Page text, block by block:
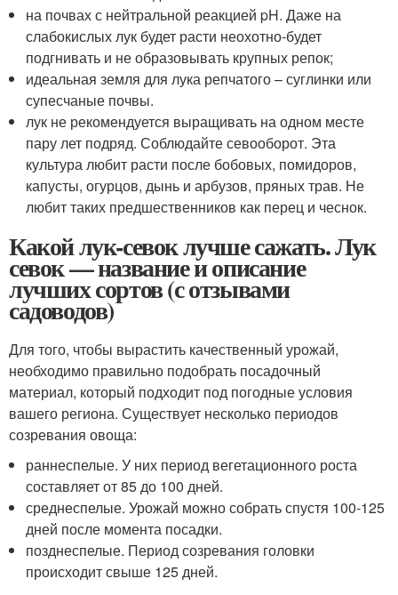
на почвах с нейтральной реакцией pH. Даже на
слабокислых лук будет расти неохотно-будет
подгнивать и не образовывать крупных репок;
идеальная земля для лука репчатого – суглинки или
супесчаные почвы.
лук не рекомендуется выращивать на одном месте
пару лет подряд. Соблюдайте севооборот. Эта
культура любит расти после бобовых, помидоров,
капусты, огурцов, дынь и арбузов, пряных трав. Не
любит таких предшественников как перец и чеснок.
Какой лук-севок лучше сажать. Лук
севок — название и описание
лучших сортов (с отзывами
садоводов)
Для того, чтобы вырастить качественный урожай,
необходимо правильно подобрать посадочный
материал, который подходит под погодные условия
вашего региона. Существует несколько периодов
созревания овоща:
раннеспелые. У них период вегетационного роста
составляет от 85 до 100 дней.
среднеспелые. Урожай можно собрать спустя 100-125
дней после момента посадки.
позднеспелые. Период созревания головки
происходит свыше 125 дней.